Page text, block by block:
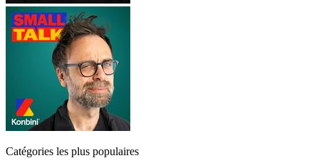
Catégories les plus populaires